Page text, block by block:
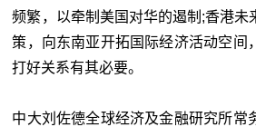
频繁，以牵制美国对华的遏制;香港未
策，向东南亚开拓国际经济活动空间
打好关系有其必要。
中大刘佐德全球经济及金融研究所常